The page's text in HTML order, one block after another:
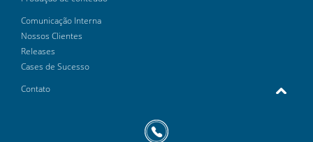
Comunicação Interna
Nossos Clientes
Releases
Cases de Sucesso
Contato